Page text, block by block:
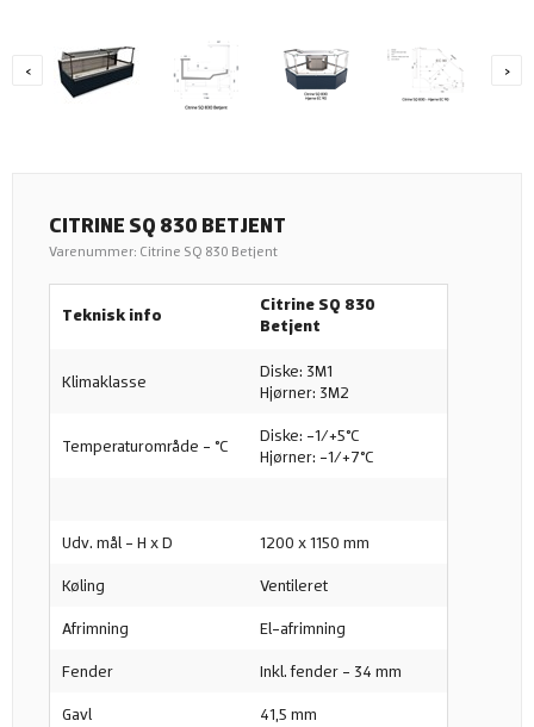
‹ ›
CITRINE SQ 830 BETJENT
Varenummer: Citrine SQ 830 Betjent
Teknisk info
Citrine SQ 830
Betjent
Klimaklasse
Diske: 3M1
Hjørner: 3M2
Temperaturområde - °C
Diske: -1/+5°C
Hjørner: -1/+7°C
Udv. mål - H x D
1200 x 1150 mm
Køling
Ventileret
Afrimning
El-afrimning
Fender
Inkl. fender - 34 mm
Gavl
41,5 mm